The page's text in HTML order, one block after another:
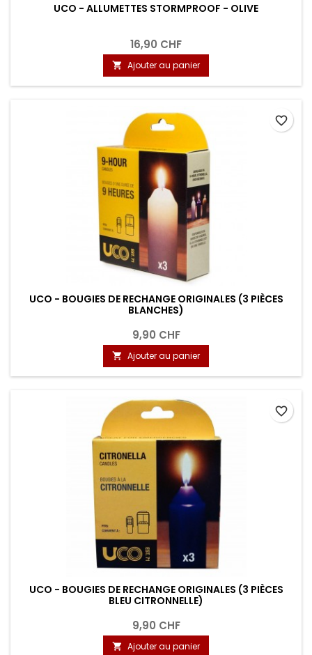
UCO - ALLUMETTES STORMPROOF - OLIVE
16,90 CHF
 Ajouter au panier
UCO - BOUGIES DE RECHANGE ORIGINALES (3 PIÈCES
BLANCHES)
9,90 CHF
 Ajouter au panier
favorite_border
UCO - BOUGIES DE RECHANGE ORIGINALES (3 PIÈCES
BLEU CITRONNELLE)
9,90 CHF
 Ajouter au panier
favorite_border